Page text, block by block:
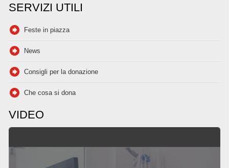
SERVIZI UTILI
Feste in piazza
News
Consigli per la donazione
Che cosa si dona
VIDEO